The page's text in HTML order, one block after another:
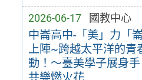
2026-06-17 國教中心
中崙高中-「美」力「
上陣~跨越太平洋的青
動！～臺美學子展身